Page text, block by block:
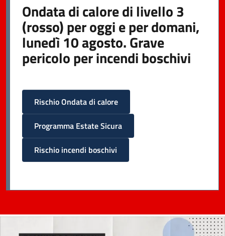
Ondata di calore di livello 3
(rosso) per oggi e per domani,
lunedì 10 agosto. Grave
pericolo per incendi boschivi
Rischio Ondata di calore
Programma Estate Sicura
Rischio incendi boschivi